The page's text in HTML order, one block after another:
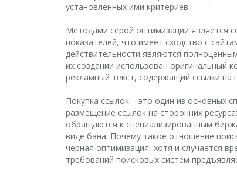
установленных ими критериев.
Методами серой оптимизации является
показателей, что имеет сходство с
действительности являются
их создании использован оригинальный
рекламный текст, содержащий ссылки
Покупка ссылок – это один из основных
размещение ссылок на сторонних
обращаются к специализированным
виде бана. Почему такое отношение
черная оптимизация, хотя и случается
требований поисковых систем